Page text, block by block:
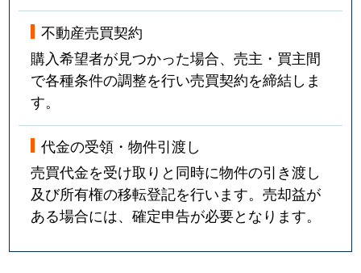
不動産売買契約
購入希望者が見つかった場合、売主・買主間
で各種条件の調整を行い売買契約を締結しま
す。
代金の受領・物件引渡し
売買代金を受け取りと同時に物件の引き渡し
及び所有権の移転登記を行います。売却益が
ある場合には、確定申告が必要となります。